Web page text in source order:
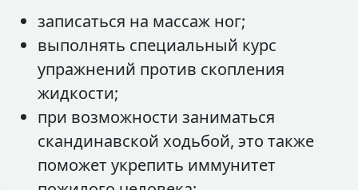
записаться на массаж ног;
выполнять специальный курс
упражнений против скопления
жидкости;
при возможности заниматься
скандинавской ходьбой, это также
поможет укрепить иммунитет